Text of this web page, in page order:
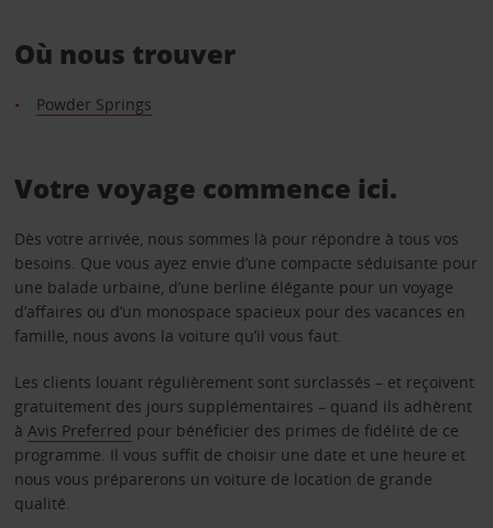
Où nous trouver
Powder Springs
Votre voyage commence ici.
Dès votre arrivée, nous sommes là pour répondre à tous vos
besoins. Que vous ayez envie d’une compacte séduisante pour
une balade urbaine, d’une berline élégante pour un voyage
d’affaires ou d’un monospace spacieux pour des vacances en
famille, nous avons la voiture qu’il vous faut.
Les clients louant régulièrement sont surclassés – et reçoivent
gratuitement des jours supplémentaires – quand ils adhèrent
à Avis Preferred pour bénéficier des primes de fidélité de ce
programme. Il vous suffit de choisir une date et une heure et
nous vous préparerons un voiture de location de grande
qualité.